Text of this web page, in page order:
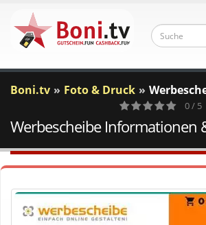
Boni.tv Foto & Druck
0
Votes
0 / 5
Werbescheibe Informationen